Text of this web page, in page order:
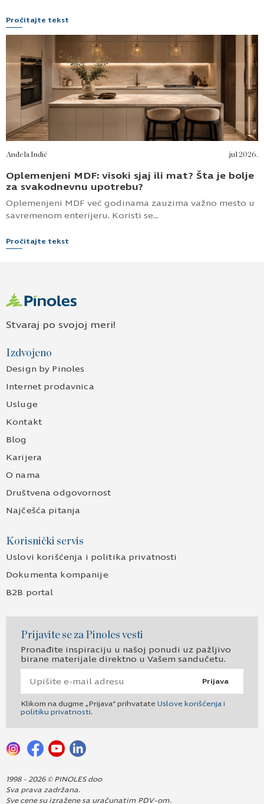
Pročitajte tekst
Anđela Inđić jul 2026.
Oplemenjeni MDF: visoki sjaj ili mat? Šta je bolje
za svakodnevnu upotrebu?
Oplemenjeni MDF već godinama zauzima važno mesto u
savremenom enterijeru. Koristi se...
Pročitajte tekst
Stvaraj po svojoj meri!
Izdvojeno
Design by Pinoles
Internet prodavnica
Usluge
Kontakt
Blog
Karijera
O nama
Društvena odgovornost
Najčešća pitanja
Korisnički servis
Uslovi korišćenja i politika privatnosti
Dokumenta kompanije
B2B portal
Prijavite se za Pinoles vesti
Pronađite inspiraciju u našoj ponudi uz pažljivo
birane materijale direktno u Vašem sandučetu.
Prijava
Klikom na dugme „Prijava“ prihvatate Uslove korišćenja i
politiku privatnosti.
1998 - 2026 © PINOLES doo
Sva prava zadržana.
Sve cene su izražene sa uračunatim PDV-om.